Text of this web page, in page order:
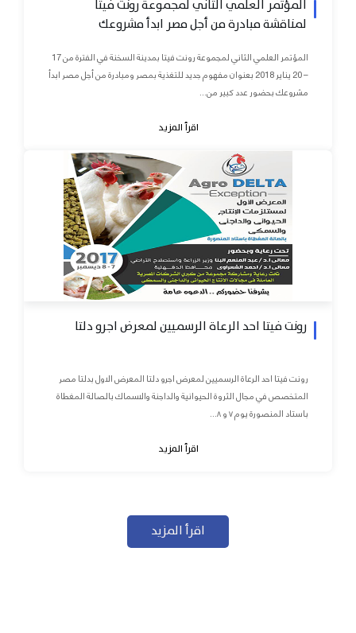
المؤتمر العلمي الثاني لمجموعة رونت فيتا
لمناقشة مبادرة من أجل مصر ابدأ مشروعك
المؤتمر العلمي الثاني لمجموعة رونت فيتا بمدينة السخنة في الفترة من 17
– 20 يناير 2018 بعنوان مفهوم جديد للتغذية بمصر ومبادرة من أجل مصر ابدأ
مشروعك بحضور عدد كبير من...
اقرأ المزيد
رونت فيتا احد الرعاة الرسميين لمعرض اجرو دلتا
رونت فيتا احد الرعاة الرسميين لمعرض اجرو دلتا المعرض الاول بدلتا مصر
المتخصص في مجال الثروة الحيوانية والداجنة والاسماك بالصالة المغطاة
باستاد المنصورة يوم ٧ و ٨...
اقرأ المزيد
اقرأ المزيد